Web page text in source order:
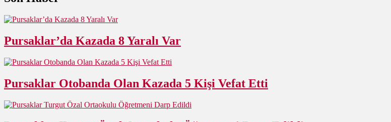
Pursaklar’da Kazada 8 Yaralı Var
Pursaklar Otobanda Olan Kazada 5 Kişi Vefat Etti